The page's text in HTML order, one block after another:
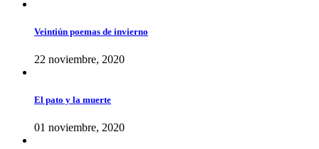
Veintiún poemas de invierno
22 noviembre, 2020
El pato y la muerte
01 noviembre, 2020